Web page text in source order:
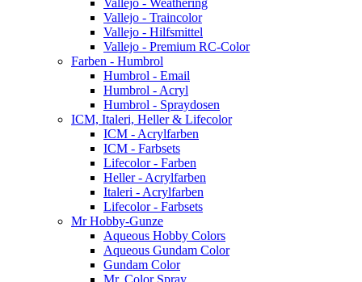
Vallejo - Weathering
Vallejo - Traincolor
Vallejo - Hilfsmittel
Vallejo - Premium RC-Color
Farben - Humbrol
Humbrol - Email
Humbrol - Acryl
Humbrol - Spraydosen
ICM, Italeri, Heller & Lifecolor
ICM - Acrylfarben
ICM - Farbsets
Lifecolor - Farben
Heller - Acrylfarben
Italeri - Acrylfarben
Lifecolor - Farbsets
Mr Hobby-Gunze
Aqueous Hobby Colors
Aqueous Gundam Color
Gundam Color
Mr. Color Spray